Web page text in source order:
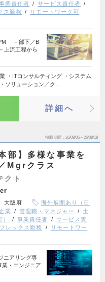
業責任者
サービス責任者
ス勤務
リモートワーク可
PM －部下／B
上流工程から
・ITコンサルティング ・システム
ソリューション／ク…
詳細へ
掲載期間 26/08/05～26/08/18
部】多様な事業を
Mgrクラス
クト
大阪府
海外展開あり（日
業 管理職・マネジャー
土
事業責任者
サービス責
フレックス勤務
リモートワー
ニアリング専
業・エンジニア